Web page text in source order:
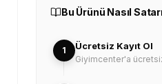
Bu Ürünü Nasıl
1 Ücretsiz Kayıt Ol
Giyimcenter'a